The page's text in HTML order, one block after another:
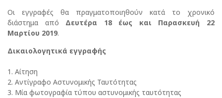
Οι εγγραφές θα πραγματοποιηθούν κατά το χρονικό
διάστημα από Δευτέρα 18 έως και Παρασκευή 22
Μαρτίου 2019.
Δικαιολογητικά εγγραφής
1. Αίτηση
2. Αντίγραφο Αστυνομικής Ταυτότητας
3. Μία φωτογραφία τύπου αστυνομικής ταυτότητας